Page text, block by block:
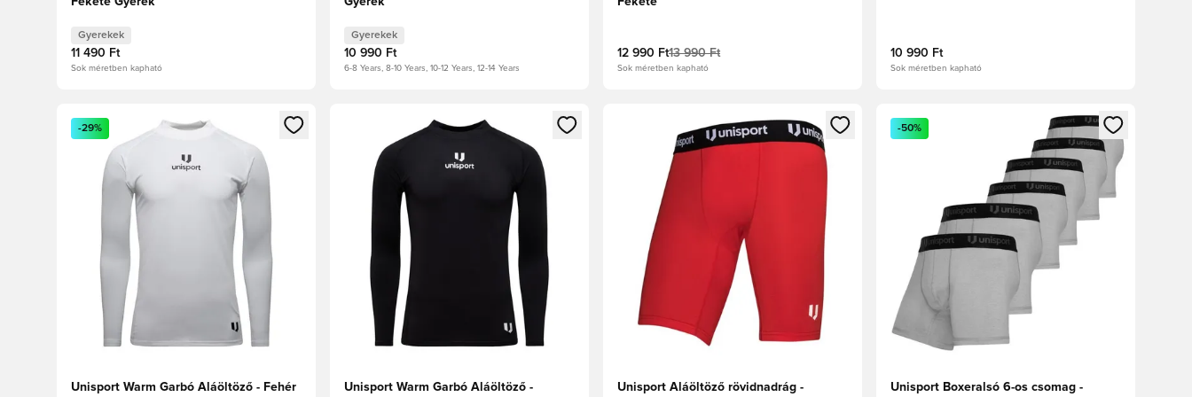
Gyerekek
11 490 Ft
Sok méretben kapható
Gyerekek
10 990 Ft
6-8 Years, 8-10 Years, 10-12 Years, 12-14 Years
12 990 Ft13 990 Ft
Sok méretben kapható
10 990 Ft
Sok méretben kapható
Megnyit egy modált a bejelentkezéshez vagy a tagként való regisztrációhoz
-29%
Unisport Warm Garbó Aláöltöző - Fehér
Megnyit egy modált a bejelentkezéshez vagy a tagként való regisztrációhoz
Unisport Warm Garbó Aláöltöző -
Megnyit egy modált a bejelentkezéshez vagy a tagként való regisztrációhoz
Unisport Aláöltöző rövidnadrág -
Megnyit egy modált a bejelentkezéshez vagy a
-50%
Unisport Boxeralsó 6-os csomag -